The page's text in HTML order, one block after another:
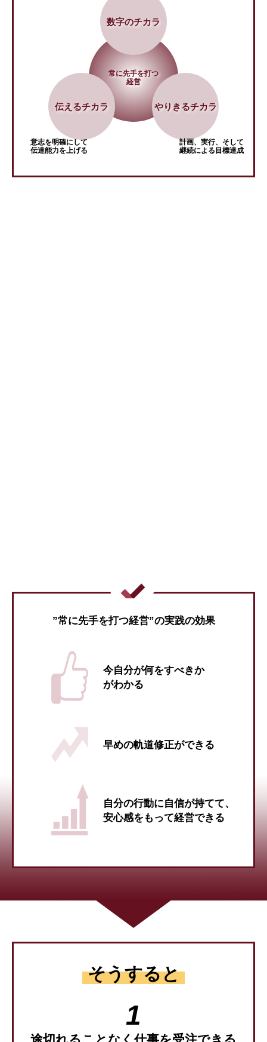
常に先手を打つ
経営
数字のチカラ
伝えるチカラ
意志を明確にして
伝達能力を上げる
やりきるチカラ
計画、実行、そして
継続による目標達成
”常に先手を打つ経営”の実践の効果
今自分が何をすべきか
がわかる
早めの軌道修正ができる
自分の行動に自信が持てて、
安心感をもって経営できる
そうすると
途切れることなく仕事を受注できる